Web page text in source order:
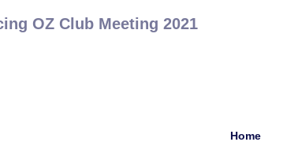
OZ Club Meeting 2021
Home